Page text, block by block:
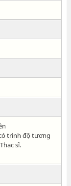
trình độ tương
sĩ.